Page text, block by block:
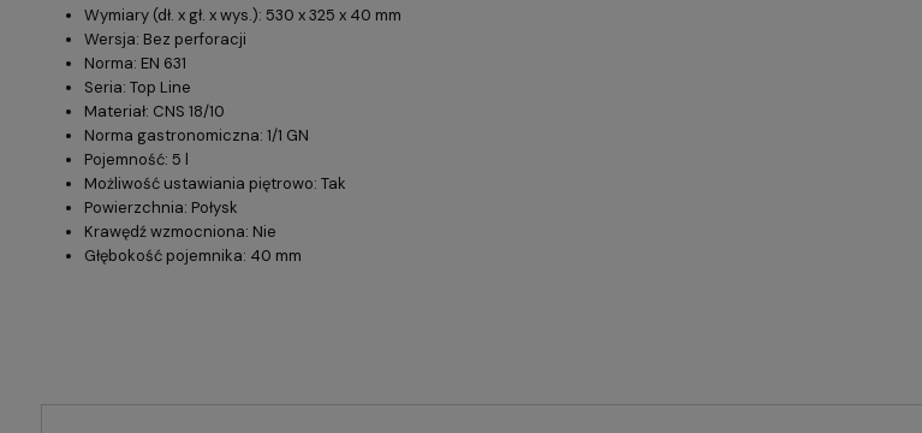
Wymiary (dł. x gł. x wys.): 530 x 325 x 40 mm
Wersja: Bez perforacji
Norma: EN 631
Seria: Top Line
Materiał: CNS 18/10
Norma gastronomiczna: 1/1 GN
Pojemność: 5 l
Możliwość ustawiania piętrowo: Tak
Powierzchnia: Połysk
Krawędź wzmocniona: Nie
Głębokość pojemnika: 40 mm